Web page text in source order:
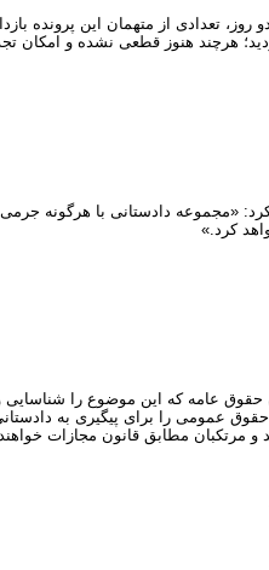
روز، تعدادی از متهمان این پرونده
هرچند هنوز قطعی نشده و امکان
کرد: «مجموعه دادستانی با هرگونه
کرد.»
حقوق عامه که این موضوع را
عمومی را برای پیگیری به
مرتکبان مطابق قانون مجازات